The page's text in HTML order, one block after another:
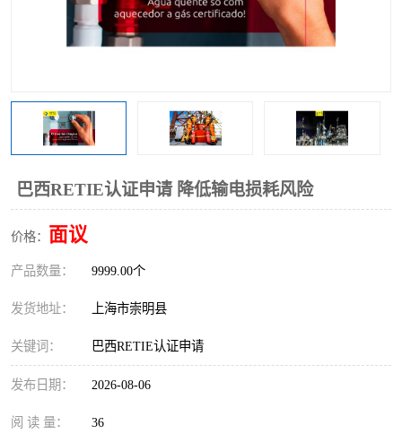
巴西RETIE认证申请 降低输电损耗风险
价格： 面议
产品数量： 9999.00个
发货地址： 上海市崇明县
关键词： 巴西RETIE认证申请
发布日期： 2026-08-06
阅 读 量： 36